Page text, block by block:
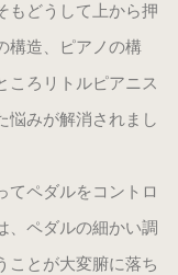
もどうして上から押
構造、ピアノの構
ころリトルピアニス
悩みが解消されまし
てペダルをコントロ
、ペダルの細かい調
ことが大変腑に落ち